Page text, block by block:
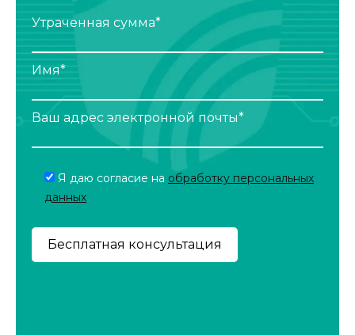
Утраченная сумма*
Имя*
Ваш адрес электронной почты*
Я даю согласие на обработку персональных
данных